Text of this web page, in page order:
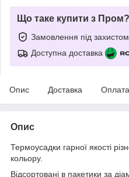
Що таке купити з Пром?
Замовлення під захистом
Доступна доставка
Опис Доставка Оплата
Опис
Термоусадки гарної якості
кольору.
Відсортовані в пакетики за